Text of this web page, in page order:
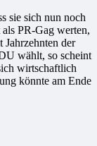
sie sich nun noch
PR-Gag werten,
Jahrzehnten der
wählt, so scheint
wirtschaftlich
könnte am Ende